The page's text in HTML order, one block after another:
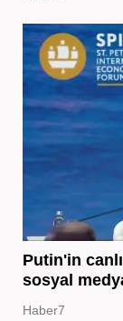
Putin'in
sosyal
Haber7